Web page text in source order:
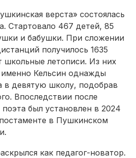
верста» состоялась
Стартовало 467 детей, 85
и бабушки. При сложении
получилось 1635
школьные летописи. Из них
Кельсин однажды
в девятую школу, подобрав
Впоследствии после
был установлен в 2024
в Пушкинском
как педагог-новатор.